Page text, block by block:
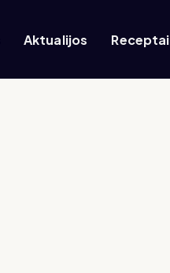
Aktualijos Receptai